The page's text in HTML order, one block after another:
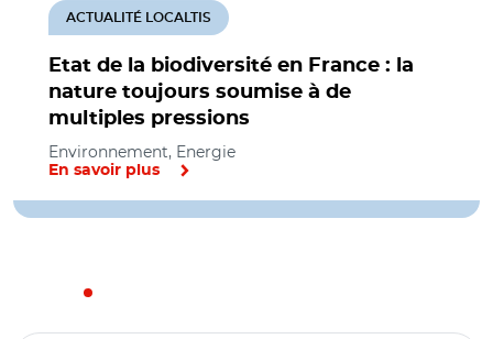
Etat de la biodiversité en France : la
nature toujours soumise à de
multiples pressions
ACTUALITÉ LOCALTIS
Environnement, Energie
En savoir plus